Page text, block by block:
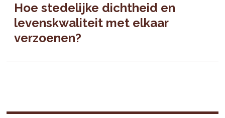
Hoe stedelijke dichtheid en
levenskwaliteit met elkaar
verzoenen?